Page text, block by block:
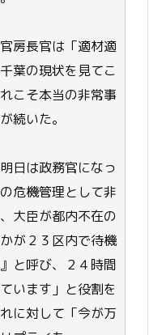
房長官は「適材適
葉の現状を見てこ
こそ本当の非常事
続いた。
日は政務官になっ
危機管理として非
大臣が都内不在の
が２３区内で待機
と呼び、２４時間
います」と役割を
に対して「今が万